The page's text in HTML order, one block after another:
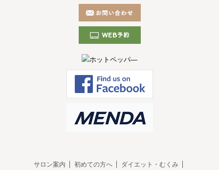
サロン案内 初めての方へ ダイエット・むくみ